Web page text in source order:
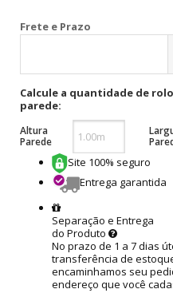
Calcule a quantidade de
parede:
Altura
Parede
Site 100% seguro
Entrega garantida
Separação e Entrega
do Produto
No prazo de 1 a 7 dias
transferência de
encaminhamos seu
endereço que você